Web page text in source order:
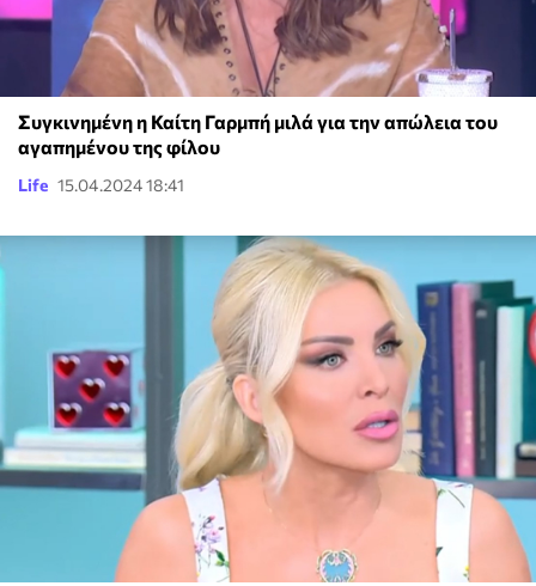
Συγκινημένη η Καίτη Γαρμπή μιλά για την απώλεια του
αγαπημένου της φίλου
Life 15.04.2024 18:41